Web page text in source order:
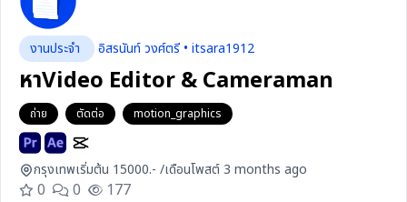
งานประจำ อิสรนันท์ วงศ์ตรี • itsara1912
หาVideo Editor & Cameraman
ถ่าย ตัดต่อ motion_graphics
กรุงเทพเริ่มต้น 15000.- /เดือนโพสต์ 3 months ago
0 0 177